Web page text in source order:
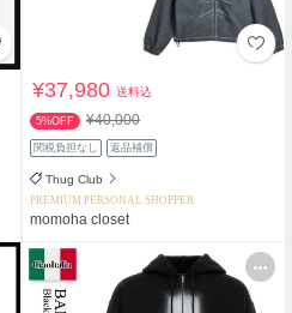
¥37,980送料込
5%OFF ¥40,000
関税負担なし 返品補償
Thug Club
PREMIUM PERSONAL SHOPPER
momoha closet